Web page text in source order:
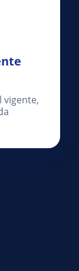
vigente,